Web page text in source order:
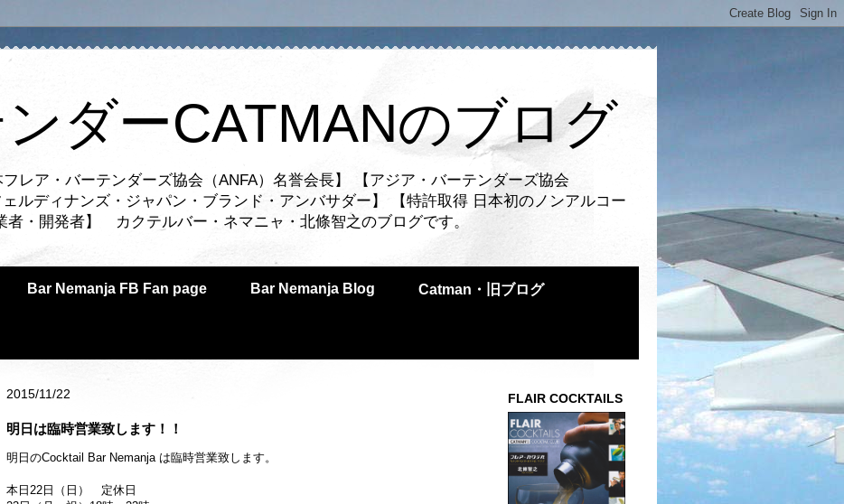
ダーCATMANのブログ
フレア・バーテンダーズ協会（ANFA）名誉会長】 【アジア・バーテンダーズ協会
ェルディナンズ・ジャパン・ブランド・アンバサダー】 【特許取得 日本初のノンアルコー
者・開発者】 カクテルバー・ネマニャ・北條智之のブログです。
Bar Nemanja FB Fan page Bar Nemanja Blog Catman・旧ブログ
2015/11/22
明日は臨時営業致します！！
明日のCocktail Bar Nemanja は臨時営業致します。
本日22日（日） 定休日
FLAIR COCKTAILS